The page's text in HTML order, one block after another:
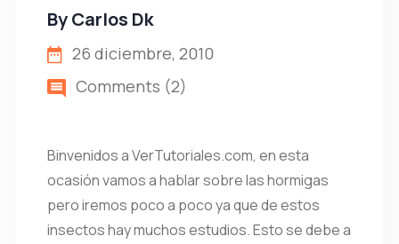
ByCarlos Dk
26 diciembre, 2010
Comments (2)
Binvenidos a VerTutoriales.com, en esta
ocasión vamos a hablar sobre las hormigas
pero iremos poco a poco ya que de estos
insectos hay muchos estudios. Esto se debe a